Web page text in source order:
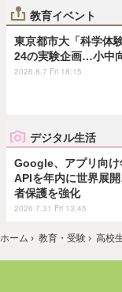
教育イベント
東京都市大「科学体
24の実験企画…小中
2026.8.7 Fri 18:15
デジタル生活
Google、アプリ向け
APIを年内に世界展
者保護を強化
2026.7.31 Fri 13:45
ホーム › 教育・受験 › 高校